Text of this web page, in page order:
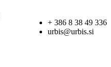
+ 386 8 38 49 336
urbis@urbis.si